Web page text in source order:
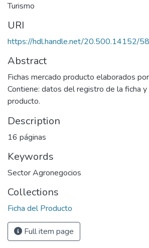
Turismo
URI
https://hdl.handle.net/20.500.14152/
Abstract
Fichas mercado producto elaborados
Contiene: datos del registro de la ficha
producto.
Description
16 páginas
Keywords
Sector Agronegocios
Collections
Ficha del Producto
Full item page